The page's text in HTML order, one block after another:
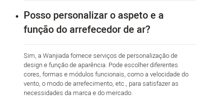
Posso personalizar o aspeto e a
função do arrefecedor de ar?
Sim, a Wanjiada fornece serviços de personalização de
design e função de aparência. Pode escolher diferentes
cores, formas e módulos funcionais, como a velocidade do
vento, o modo de arrefecimento, etc., para satisfazer as
necessidades da marca e do mercado.